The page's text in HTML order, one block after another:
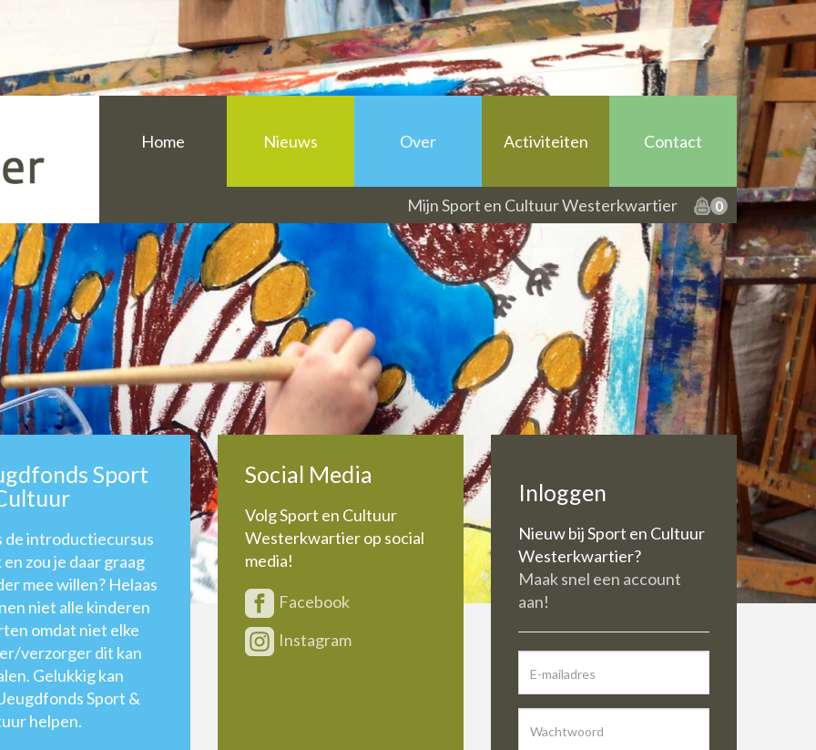
Home Nieuws Over
Over Sport en Cultuur Westerkwartier
Informatie voor deelnemers
Informatie voor aanbieders
Uniek Sporten Hopper
Overzicht sportaanbieders
Activiteiten Contact
Mijn Sport en Cultuur Westerkwartier 0
Sport
de introductiecursus
en zou je daar graag
mee willen? Helaas
niet alle kinderen
omdat niet elke
verzorger dit kan
Gelukkig kan
Sport &
helpen.
Social Media
Volg Sport en Cultuur
Westerkwartier op social
media!
Facebook
Instagram
Inloggen
Nieuw bij Sport en Cultuur
Westerkwartier?
Maak snel een account
aan!